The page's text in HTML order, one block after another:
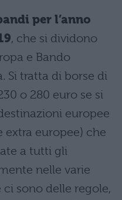
per l’anno
, che si dividono
e Bando
Si tratta di borse di
o 280 euro se si
europee
extra europee) che
a tutti gli
nelle varie
sono delle regole,